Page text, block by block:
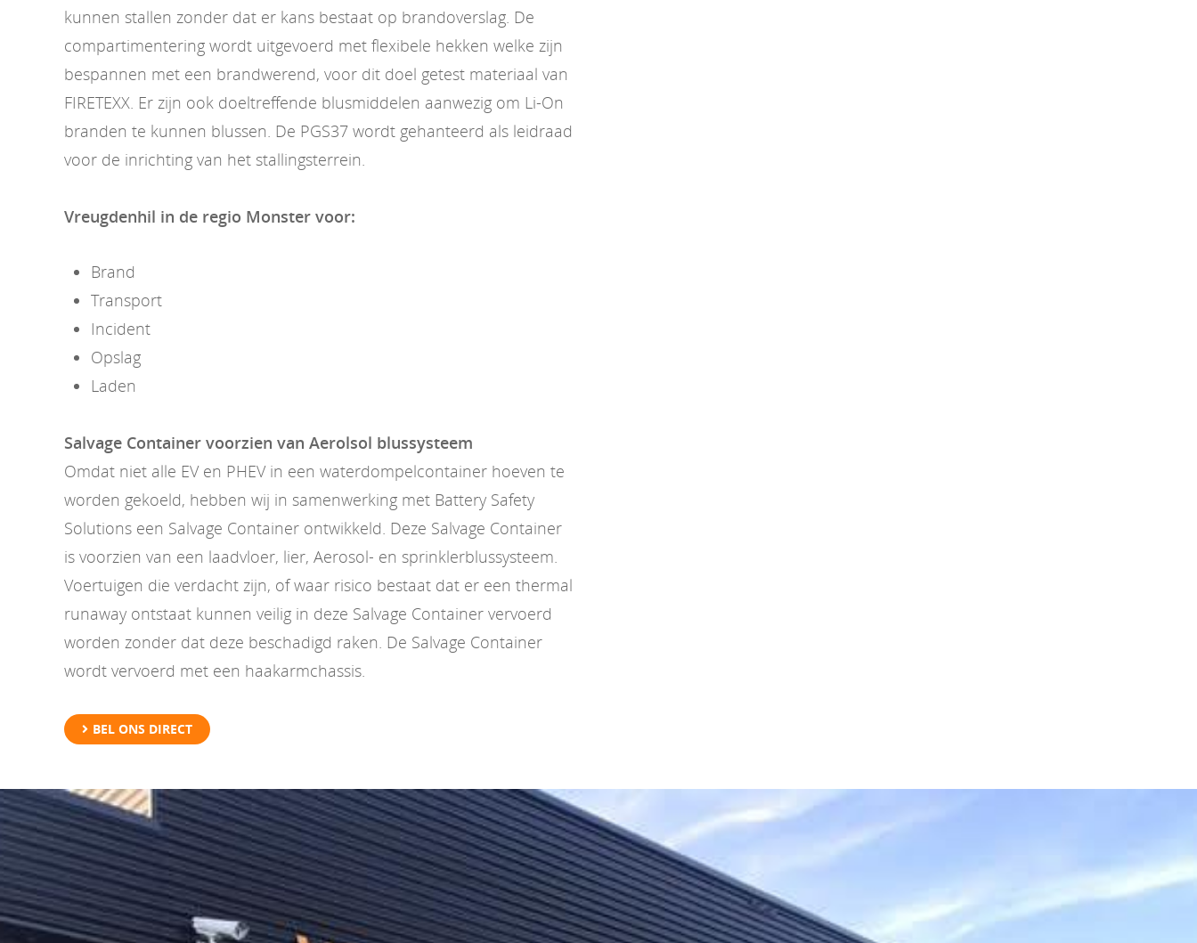
kunnen stallen zonder dat er kans bestaat op brandoverslag. De
compartimentering wordt uitgevoerd met flexibele hekken welke zijn
bespannen met een brandwerend, voor dit doel getest materiaal van
FIRETEXX. Er zijn ook doeltreffende blusmiddelen aanwezig om Li-On
branden te kunnen blussen. De PGS37 wordt gehanteerd als leidraad
voor de inrichting van het stallingsterrein.
Vreugdenhil in de regio Monster voor:
Brand
Transport
Incident
Opslag
Laden
Salvage Container voorzien van Aerolsol blussysteem
Omdat niet alle EV en PHEV in een waterdompelcontainer hoeven te
worden gekoeld, hebben wij in samenwerking met Battery Safety
Solutions een Salvage Container ontwikkeld. Deze Salvage Container
is voorzien van een laadvloer, lier, Aerosol- en sprinklerblussysteem.
Voertuigen die verdacht zijn, of waar risico bestaat dat er een thermal
runaway ontstaat kunnen veilig in deze Salvage Container vervoerd
worden zonder dat deze beschadigd raken. De Salvage Container
wordt vervoerd met een haakarmchassis.
BEL ONS DIRECT